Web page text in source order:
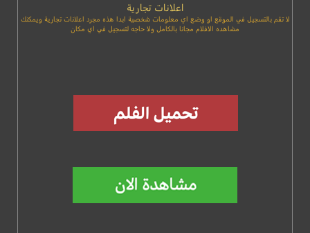
اعلانات تجارية
لا تقم بالتسجيل في الموقع او وضع اي معلومات شخصية ابدا هذه مجرد اعلانات تجارية ويمكنك
مشاهده الافلام مجانا بالكامل ولا حاجه لتسجيل في اي مكان